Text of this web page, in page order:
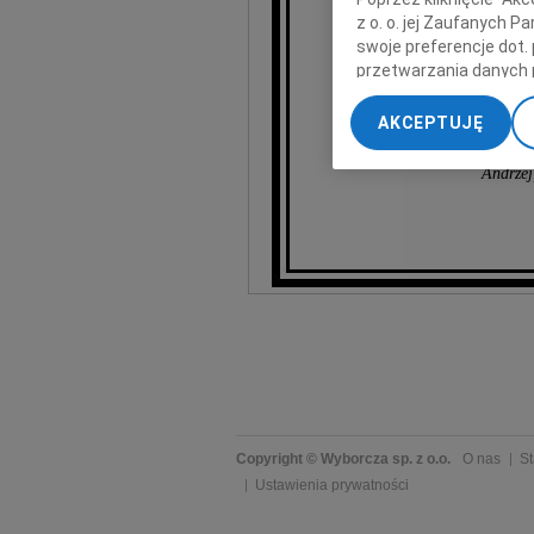
Copyright © Wyborcza sp. z o.o. O nas
Ustawienia prywatności
z o. o. jej Zaufanych
swoje preferencje dot.
przetwarzania danych
„Ustawienia
My, nasi Zaufani
dokładnych danych
Przechowywanie
AKCEPTUJĘ